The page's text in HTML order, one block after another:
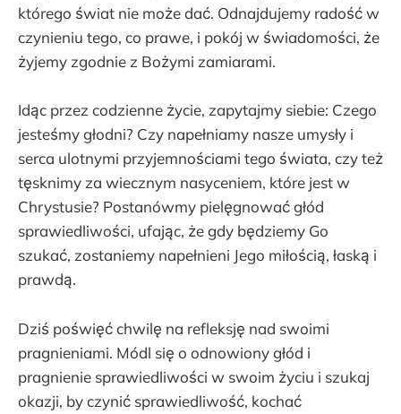
którego świat nie może dać. Odnajdujemy radość w
czynieniu tego, co prawe, i pokój w świadomości, że
żyjemy zgodnie z Bożymi zamiarami.
Idąc przez codzienne życie, zapytajmy siebie: Czego
jesteśmy głodni? Czy napełniamy nasze umysły i
serca ulotnymi przyjemnościami tego świata, czy też
tęsknimy za wiecznym nasyceniem, które jest w
Chrystusie? Postanówmy pielęgnować głód
sprawiedliwości, ufając, że gdy będziemy Go
szukać, zostaniemy napełnieni Jego miłością, łaską i
prawdą.
Dziś poświęć chwilę na refleksję nad swoimi
pragnieniami. Módl się o odnowiony głód i
pragnienie sprawiedliwości w swoim życiu i szukaj
okazji, by czynić sprawiedliwość, kochać